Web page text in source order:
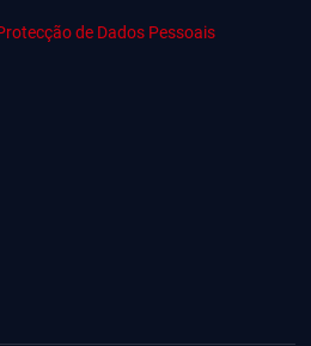
de Dados Pessoais